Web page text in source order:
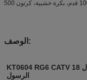
الوصف:
KT0604 RG6 CATV كابل كوكسيال 18 AWG CCS 60٪ AL كيس PE مع
الرسول